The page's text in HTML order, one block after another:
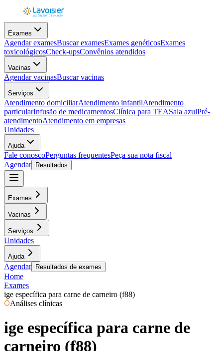
Exames
Agendar examesBuscar examesExames genéticosExames
toxicológicosCheck-upsConvênios atendidos
Vacinas
Agendar vacinasBuscar vacinas
Serviços
Atendimento domiciliarAtendimento infantilAtendimento
particularInfusão de medicamentosClínica para TEASala azulPré-
atendimentoAtendimento em empresas
Unidades
Ajuda
Fale conoscoPerguntas frequentesPeça sua nota fiscal
Agendar
Resultados
Exames
Vacinas
Serviços
Unidades
Ajuda
Agendar Resultados de exames
Home
Exames
ige específica para carne de carneiro (f88)
Análises clínicas
ige específica para carne de
carneiro (f88)